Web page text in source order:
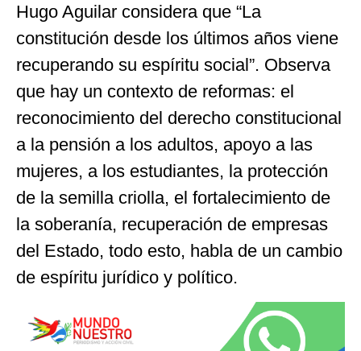
Hugo Aguilar considera que “La
constitución desde los últimos años viene
recuperando su espíritu social”. Observa
que hay un contexto de reformas: el
reconocimiento del derecho constitucional
a la pensión a los adultos, apoyo a las
mujeres, a los estudiantes, la protección
de la semilla criolla, el fortalecimiento de
la soberanía, recuperación de empresas
del Estado, todo esto, habla de un cambio
de espíritu jurídico y político.